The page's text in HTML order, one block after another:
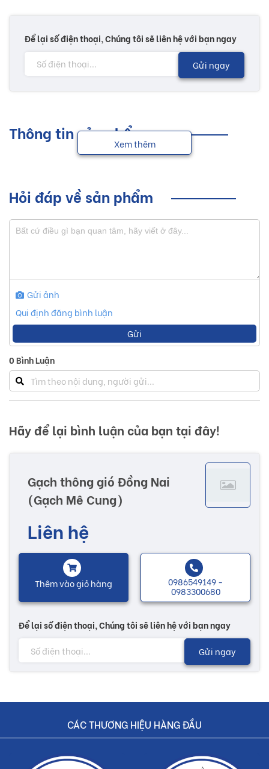
Để lại số điện thoại, Chúng tôi sẽ liên hệ với bạn ngay
Gửi ngay
Thông tin sản phẩm
Xem thêm
Hỏi đáp về sản phẩm
Gửi ảnh
Qui định đăng bình luận
Gửi
0Bình Luận
Hãy để lại bình luận của bạn tại đây!
Gạch thông gió Đồng Nai
(Gạch Mê Cung)
Liên hệ
Thêm vào giỏ hàng 0986549149 -
0983300680
Để lại số điện thoại, Chúng tôi sẽ liên hệ với bạn ngay
Gửi ngay
CÁC THƯƠNG HIỆU HÀNG ĐẦU